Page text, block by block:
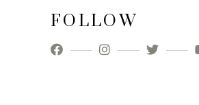
FOLLOW